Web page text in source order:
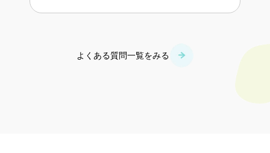
よくある質問一覧をみる